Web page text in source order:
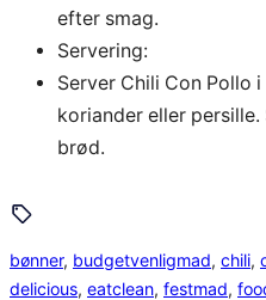
efter smag.
Servering:
Server Chili Con Pollo
koriander eller
brød.
bønner, budgetvenligmad, chili,
delicious, eatclean, festmad,